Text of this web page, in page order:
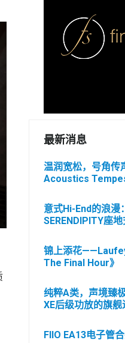
最新消息
温润宽松，号角
Acoustics
意式Hi-End的浪漫
SERENDIPITY座
锦上添花
The Final Hour》
纯粹A类，声境臻
XE后级功放的旗
FIIO EA13电子管